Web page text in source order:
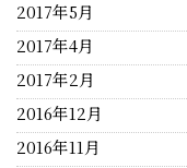
2017年5月
2017年4月
2017年2月
2016年12月
2016年11月